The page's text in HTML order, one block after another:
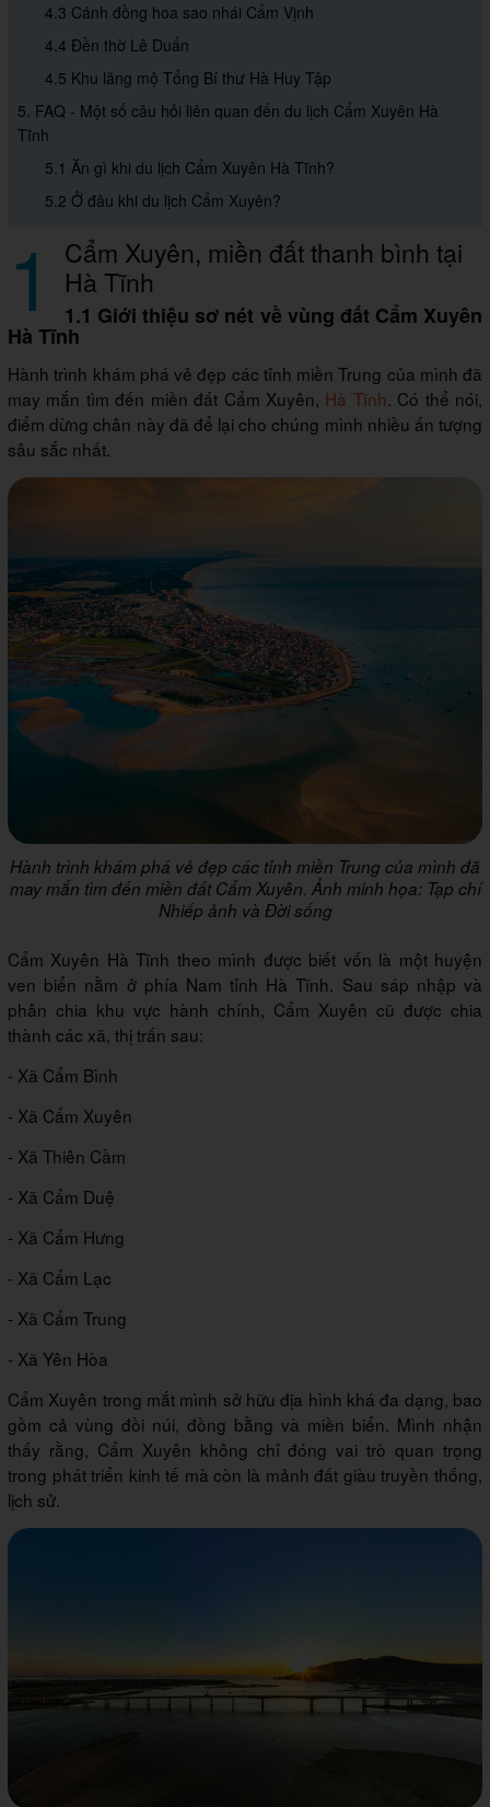
4.3 Cánh đồng hoa sao nhái Cẩm Vịnh
4.4 Đền thờ Lê Duẩn
4.5 Khu lăng mộ Tổng Bí thư Hà Huy Tập
5. FAQ - Một số câu hỏi liên quan đến du lịch Cẩm Xuyên Hà
Tĩnh
5.1 Ăn gì khi du lịch Cẩm Xuyên Hà Tĩnh?
5.2 Ở đâu khi du lịch Cẩm Xuyên?
1 Cẩm Xuyên, miền đất thanh bình tại
Hà Tĩnh
1.1 Giới thiệu sơ nét về vùng đất Cẩm Xuyên
Hà Tĩnh
Hành trình khám phá vẻ đẹp các tỉnh miền Trung của mình đã
may mắn tìm đến miền đất Cẩm Xuyên, Hà Tĩnh. Có thể nói,
điểm dừng chân này đã để lại cho chúng mình nhiều ấn tượng
sâu sắc nhất.
Hành trình khám phá vẻ đẹp các tỉnh miền Trung của mình đã
may mắn tìm đến miền đất Cẩm Xuyên. Ảnh minh họa: Tạp chí
Nhiếp ảnh và Đời sống
Cẩm Xuyên Hà Tĩnh theo mình được biết vốn là một huyện
ven biển nằm ở phía Nam tỉnh Hà Tĩnh. Sau sáp nhập và
phân chia khu vực hành chính, Cẩm Xuyên cũ được chia
thành các xã, thị trấn sau:
- Xã Cẩm Bình
- Xã Cẩm Xuyên
- Xã Thiên Cầm
- Xã Cẩm Duệ
- Xã Cẩm Hưng
- Xã Cẩm Lạc
- Xã Cẩm Trung
- Xã Yên Hòa
Cẩm Xuyên trong mắt mình sở hữu địa hình khá đa dạng, bao
gồm cả vùng đồi núi, đồng bằng và miền biển. Mình nhận
thấy rằng, Cẩm Xuyên không chỉ đóng vai trò quan trọng
trong phát triển kinh tế mà còn là mảnh đất giàu truyền thống,
lịch sử.